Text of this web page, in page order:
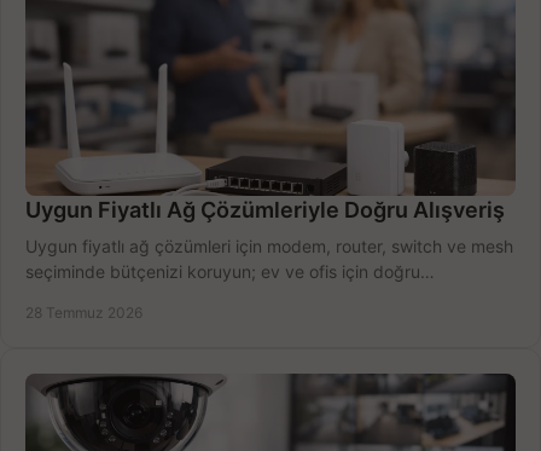
Uygun Fiyatlı Ağ Çözümleriyle Doğru Alışveriş
Uygun fiyatlı ağ çözümleri için modem, router, switch ve mesh
seçiminde bütçenizi koruyun; ev ve ofis için doğru
28 Temmuz 2026